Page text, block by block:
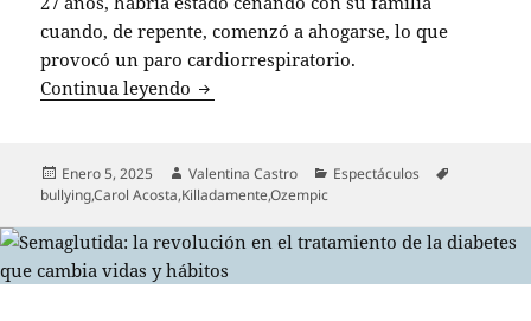
cuando, de repente, comenzó a ahogarse, lo que
provocó un paro cardiorrespiratorio.
Continua leyendo Tragedia en la familia de la
Publicado
el
Enero 5, 2025 Autor
Valentina Castro Categorías
Espectáculos
bullying,Carol Acosta,Killadamente,Ozempic